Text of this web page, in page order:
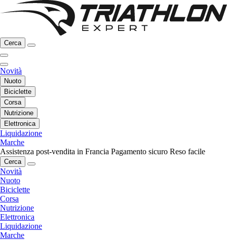
Cerca
Novità
Nuoto
Biciclette
Corsa
Nutrizione
Elettronica
Liquidazione
Marche
Assistenza post-vendita in Francia Pagamento sicuro Reso facile
Cerca
Novità
Nuoto
Biciclette
Corsa
Nutrizione
Elettronica
Liquidazione
Marche